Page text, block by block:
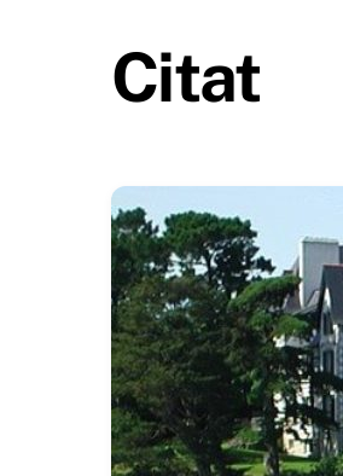
Citat